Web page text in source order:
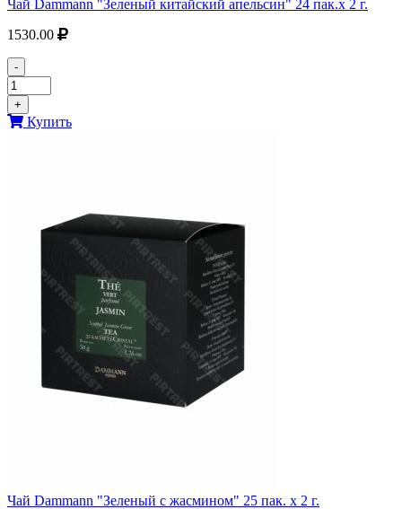
Чай Dammann "Зеленый китайский апельсин" 24 пак.х 2 г.
1530.00
-
+
Купить
Чай Dammann "Зеленый с жасмином" 25 пак. х 2 г.